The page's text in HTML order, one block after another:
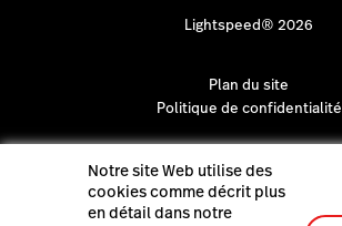
Lightspeed® 2026
Plan du site
Politique de confidentialité
Notre site Web utilise des
cookies comme décrit plus
en détail dans notre